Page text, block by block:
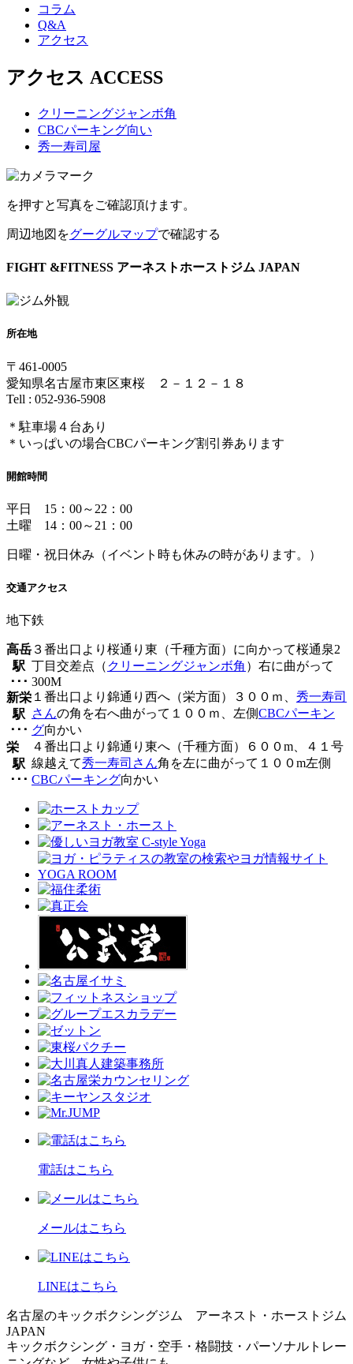
コラム
Q&A
アクセス
アクセス ACCESS
クリーニングジャンボ角
CBCパーキング向い
秀一寿司屋
を押すと写真をご確認頂けます。
周辺地図をグーグルマップで確認する
FIGHT &FITNESS アーネストホーストジム JAPAN
所在地
〒461-0005
愛知県名古屋市東区東桜 ２－１２－１８
Tell : 052-936-5908
＊駐車場４台あり
＊いっぱいの場合CBCパーキング割引券あります
開館時間
平日 15：00～22：00
土曜 14：00～21：00
日曜・祝日休み（イベント時も休みの時があります。）
交通アクセス
地下鉄
高岳
駅
･･･
３番出口より桜通り東（千種方面）に向かって桜通泉2
丁目交差点（ クリーニングジャンボ角 ）右に曲がって
300M
新栄
駅
･･･
１番出口より錦通り西へ（栄方面）３００ｍ、 秀一寿司
さんの角を右へ曲がって１００ｍ、左側CBCパーキン
グ向かい
栄
駅
･･･
４番出口より錦通り東へ（千種方面）６００m、４１号
線越えて秀一寿司さん角を左に曲がって１００m左側
CBCパーキング向かい
電話はこちら
メールはこちら
LINEはこちら
名古屋のキックボクシングジム アーネスト・ホーストジム
JAPAN
キックボクシング・ヨガ・空手・格闘技・パーソナルトレー